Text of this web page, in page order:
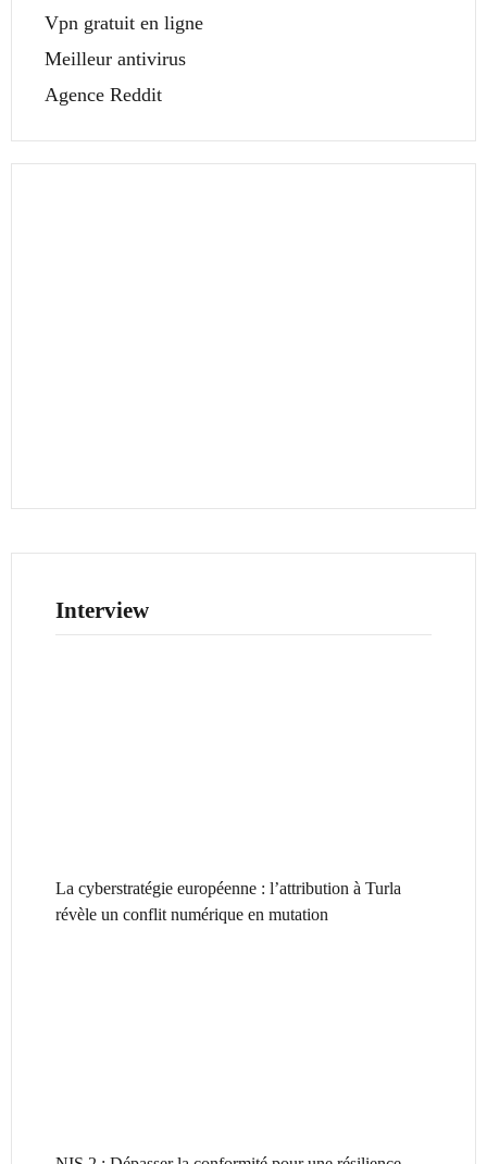
Vpn gratuit en ligne
Meilleur antivirus
Agence Reddit
Interview
La cyberstratégie européenne : l’attribution à Turla
révèle un conflit numérique en mutation